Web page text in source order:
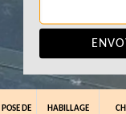
POSE DE
HABILLAGE